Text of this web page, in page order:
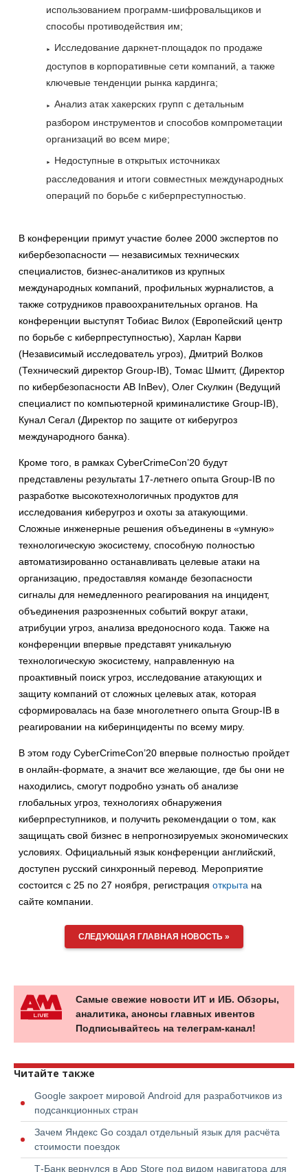
использованием программ-шифровальщиков и
способы противодействия им;
Исследование даркнет-площадок по продаже
доступов в корпоративные сети компаний, а также
ключевые тенденции рынка кардинга;
Анализ атак хакерских групп с детальным
разбором инструментов и способов компрометации
организаций во всем мире;
Недоступные в открытых источниках
расследования и итоги совместных международных
операций по борьбе с киберпреступностью.
В конференции примут участие более 2000 экспертов по
кибербезопасности — независимых технических
специалистов, бизнес-аналитиков из крупных
международных компаний, профильных журналистов, а
также сотрудников правоохранительных органов. На
конференции выступят Тобиас Вилох (Европейский центр
по борьбе с киберпреступностью), Харлан Карви
(Независимый исследователь угроз), Дмитрий Волков
(Технический директор Group-IB), Томас Шмитт, (Директор
по кибербезопасности AB InBev), Олег Скулкин (Ведущий
специалист по компьютерной криминалистике Group-IB),
Кунал Сегал (Директор по защите от киберугроз
международного банка).
Кроме того, в рамках CyberCrimeCon’20 будут
представлены результаты 17-летнего опыта Group-IB по
разработке высокотехнологичных продуктов для
исследования киберугроз и охоты за атакующими.
Сложные инженерные решения объединены в «умную»
технологическую экосистему, способную полностью
автоматизированно останавливать целевые атаки на
организацию, предоставляя команде безопасности
сигналы для немедленного реагирования на инцидент,
объединения разрозненных событий вокруг атаки,
атрибуции угроз, анализа вредоносного кода. Также на
конференции впервые представят уникальную
технологическую экосистему, направленную на
проактивный поиск угроз, исследование атакующих и
защиту компаний от сложных целевых атак, которая
сформировалась на базе многолетнего опыта Group-IB в
реагировании на киберинциденты по всему миру.
В этом году CyberCrimeCon’20 впервые полностью пройдет
в онлайн-формате, а значит все желающие, где бы они не
находились, смогут подробно узнать об анализе
глобальных угроз, технологиях обнаружения
киберпреступников, и получить рекомендации о том, как
защищать свой бизнес в непрогнозируемых экономических
условиях. Официальный язык конференции английский,
доступен русский синхронный перевод. Мероприятие
состоится с 25 по 27 ноября, регистрация открыта на
сайте компании.
СЛЕДУЮЩАЯ ГЛАВНАЯ НОВОСТЬ »
Самые свежие новости ИТ и ИБ. Обзоры,
аналитика, анонсы главных ивентов
Подписывайтесь на телеграм-канал!
Читайте также
Google закроет мировой Android для разработчиков из
подсанкционных стран
Зачем Яндекс Go создал отдельный язык для расчёта
стоимости поездок
Т-Банк вернулся в App Store под видом навигатора для